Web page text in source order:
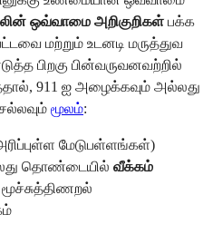
ஒவ்வாமை அறிகுறிகள் பக்க
மற்றும் உடனடி மருத்துவ
பிறகு பின்வருவனவற்றில்
911 ஐ அழைக்கவும் அல்லது
மூலம்:
மேடுபள்ளங்கள்)
தொண்டையில் வீக்கம்
மூச்சுத்திணறல்